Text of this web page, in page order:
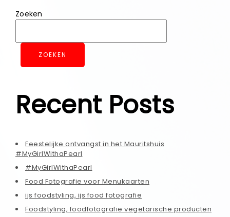
Zoeken
ZOEKEN
Recent Posts
Feestelijke ontvangst in het Mauritshuis
#MyGirlWithaPearl
#MyGirlWithaPearl
Food Fotografie voor Menukaarten
ijs foodstyling, ijs food fotografie
Foodstyling, foodfotografie vegetarische producten